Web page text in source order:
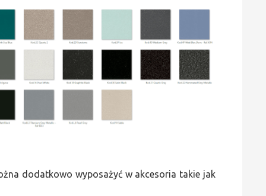
dodatkowo wyposażyć w akcesoria takie jak